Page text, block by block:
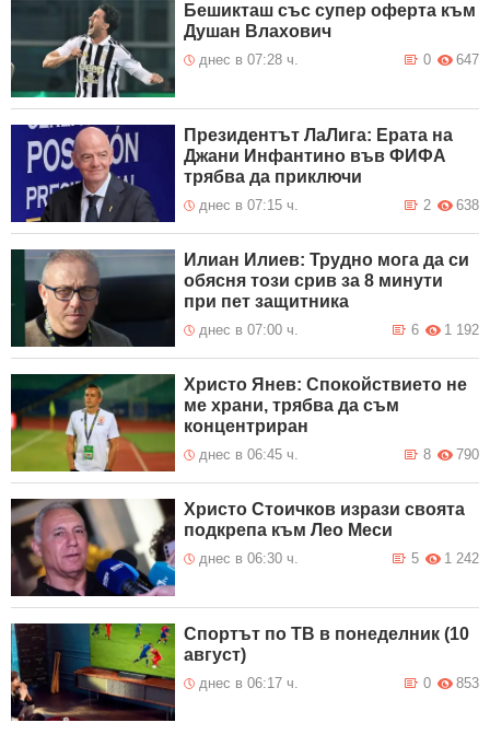
Бешикташ със супер оферта към
Душан Влахович
днес в 07:28 ч. 647
0
Президентът ЛаЛига: Ерата на
Джани Инфантино във ФИФА
трябва да приключи
днес в 07:15 ч. 638
2
Илиан Илиев: Трудно мога да си
обясня този срив за 8 минути
при пет защитника
днес в 07:00 ч. 1 192
6
Христо Янев: Спокойствието не
ме храни, трябва да съм
концентриран
днес в 06:45 ч. 790
8
Христо Стоичков изрази своята
подкрепа към Лео Меси
днес в 06:30 ч. 1 242
5
Спортът по ТВ в понеделник (10
август)
днес в 06:17 ч. 853
0